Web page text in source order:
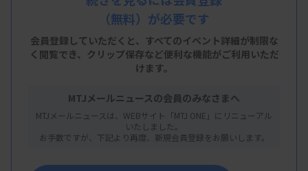
主 催
青森県臨床検査技師会
概 要
（無料）が必要です
会員登録していただくと、すべてのイベント詳細が制限な
く閲覧でき、 クリップ保存など便利な機能がご利用いただ
けます。
MTJメールニュースの会員のみなさまへ
MTJメールニュースは、WEBサイト「MTJ ONE」にリニューアル
いたしました。
お手数ですが、下記より再度、新規会員登録をお願いします。